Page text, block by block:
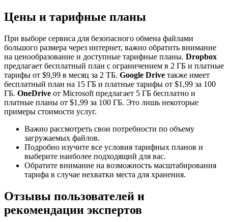
Цены и тарифные планы
При выборе сервиса для безопасного обмена файлами
большого размера через интернет, важно обратить внимание
на ценообразование и доступные тарифные планы. Dropbox
предлагает бесплатный план с ограничением в 2 ГБ и платные
тарифы от $9,99 в месяц за 2 ТБ. Google Drive также имеет
бесплатный план на 15 ГБ и платные тарифы от $1,99 за 100
ГБ. OneDrive от Microsoft предлагает 5 ГБ бесплатно и
платные планы от $1,99 за 100 ГБ. Это лишь некоторые
примеры стоимости услуг.
Важно рассмотреть свои потребности по объему
загружаемых файлов.
Подробно изучите все условия тарифных планов и
выберите наиболее подходящий для вас.
Обратите внимание на возможность масштабирования
тарифа в случае нехватки места для хранения.
Отзывы пользователей и
рекомендации экспертов